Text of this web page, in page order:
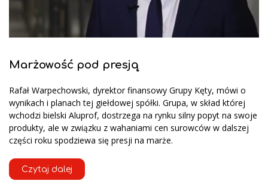
Marżowość pod presją
Rafał Warpechowski, dyrektor finansowy Grupy Kęty, mówi o
wynikach i planach tej giełdowej spółki. Grupa, w skład której
wchodzi bielski Aluprof, dostrzega na rynku silny popyt na swoje
produkty, ale w związku z wahaniami cen surowców w dalszej
części roku spodziewa się presji na marże.
Czytaj dalej